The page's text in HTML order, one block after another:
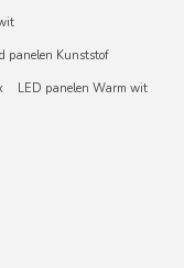
panelen Kunststof
LED panelen Warm wit